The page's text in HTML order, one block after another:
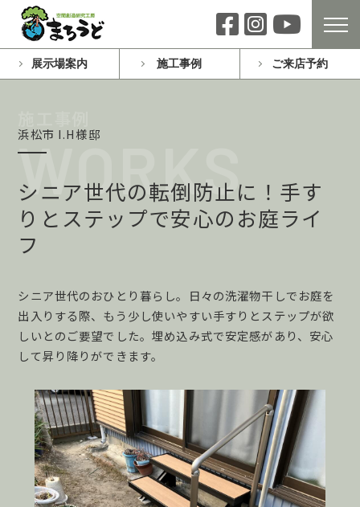
展示場案内 施工事例 ご来店予約
浜松市 I.H様邸
シニア世代の転倒防止に！手す
りとステップで安心のお庭ライ
フ
シニア世代のおひとり暮らし。日々の洗濯物干しでお庭を
出入りする際、もう少し使いやすい手すりとステップが欲
しいとのご要望でした。埋め込み式で安定感があり、安心
して昇り降りができます。